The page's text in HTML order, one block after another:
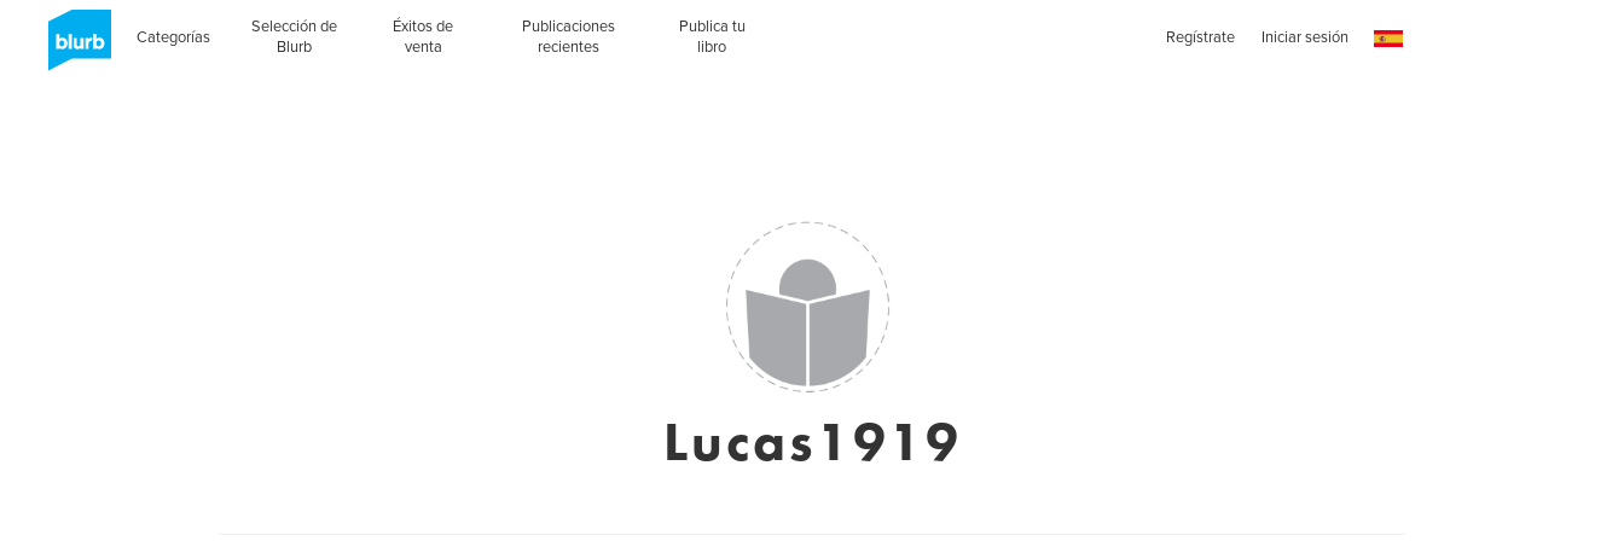
Categorías
Selección de
Blurb
Éxitos de
venta
Publicaciones
recientes
Publica tu
libro
Regístrate Iniciar sesión
Lucas1919